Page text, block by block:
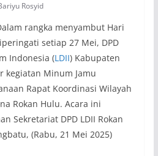
Rosyid
rangka menyambut Hari
setiap 27 Mei, DPD
Indonesia (LDII) Kabupaten
kegiatan Minum Jamu
Rapat Koordinasi Wilayah
Rokan Hulu. Acara ini
Sekretariat DPD LDII Rokan
(Rabu, 21 Mei 2025)